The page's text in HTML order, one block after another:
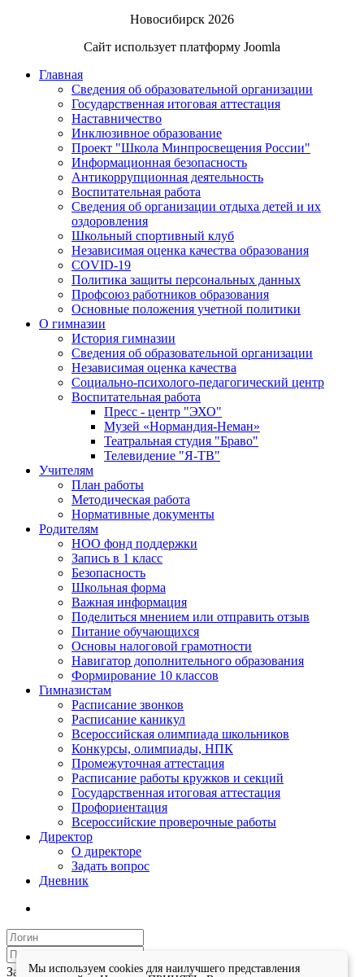
Новосибирск 2026
Сайт использует платформу Joomla
Главная
Сведения об образовательной организации
Государственная итоговая аттестация
Наставничество
Инклюзивное образование
Проект "Школа Минпросвещения России"
Информационная безопасность
Антикоррупционная деятельность
Воспитательная работа
Сведения об организации отдыха детей и их
оздоровления
Школьный спортивный клуб
Независимая оценка качества образования
COVID-19
Политика защиты персональных данных
Профсоюз работников образования
Основные положения учетной политики
О гимназии
История гимназии
Сведения об образовательной организации
Независимая оценка качества
Социально-психолого-педагогический центр
Воспитательная работа
Пресс - центр "ЭХО"
Музей «Нормандия-Неман»
Театральная студия "Браво"
Телевидение "Я-ТВ"
Учителям
План работы
Методическая работа
Нормативные документы
Родителям
НОО фонд поддержки
Запись в 1 класс
Безопасность
Школьная форма
Важная информация
Поделиться мнением или отправить отзыв
Питание обучающихся
Основы налоговой грамотности
Навигатор дополнительного образования
Формирование 10 классов
Гимназистам
Расписание звонков
Расписание каникул
Всероссийская олимпиада школьников
Конкурсы, олимпиады, НПК
Промежуточная аттестация
Расписание работы кружков и секций
Государственная итоговая аттестация
Профориентация
Всероссийские проверочные работы
Директор
О директоре
Задать вопрос
Дневник
Запомнить меня
Мы используем cookies для наилучшего представления